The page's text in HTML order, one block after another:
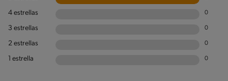
4 estrellas 0
3 estrellas 0
2 estrellas 0
1 estrella 0